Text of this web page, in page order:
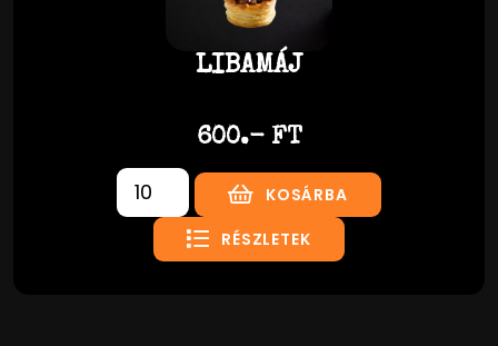
LIBAMÁJ
600.- FT
KOSÁRBA
RÉSZLETEK